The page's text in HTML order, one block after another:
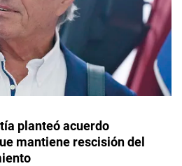
planteó acuerdo
mantiene rescisión del